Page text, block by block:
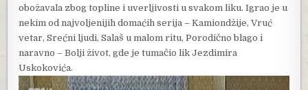
obožavala zbog topline i uverljivosti u svakom liku. Igrao je u
nekim od najvoljenijih domaćih serija – Kamiondžije, Vruć
vetar, Srećni ljudi, Salaš u malom ritu, Porodično blago i
naravno – Bolji život, gde je tumačio lik Jezdimira
Uskokovića.